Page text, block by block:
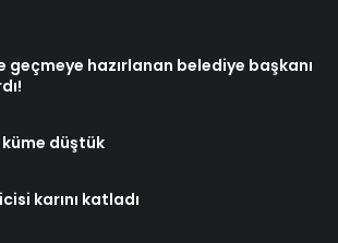
geçmeye hazırlanan belediye başkanı
düştük
karını katladı